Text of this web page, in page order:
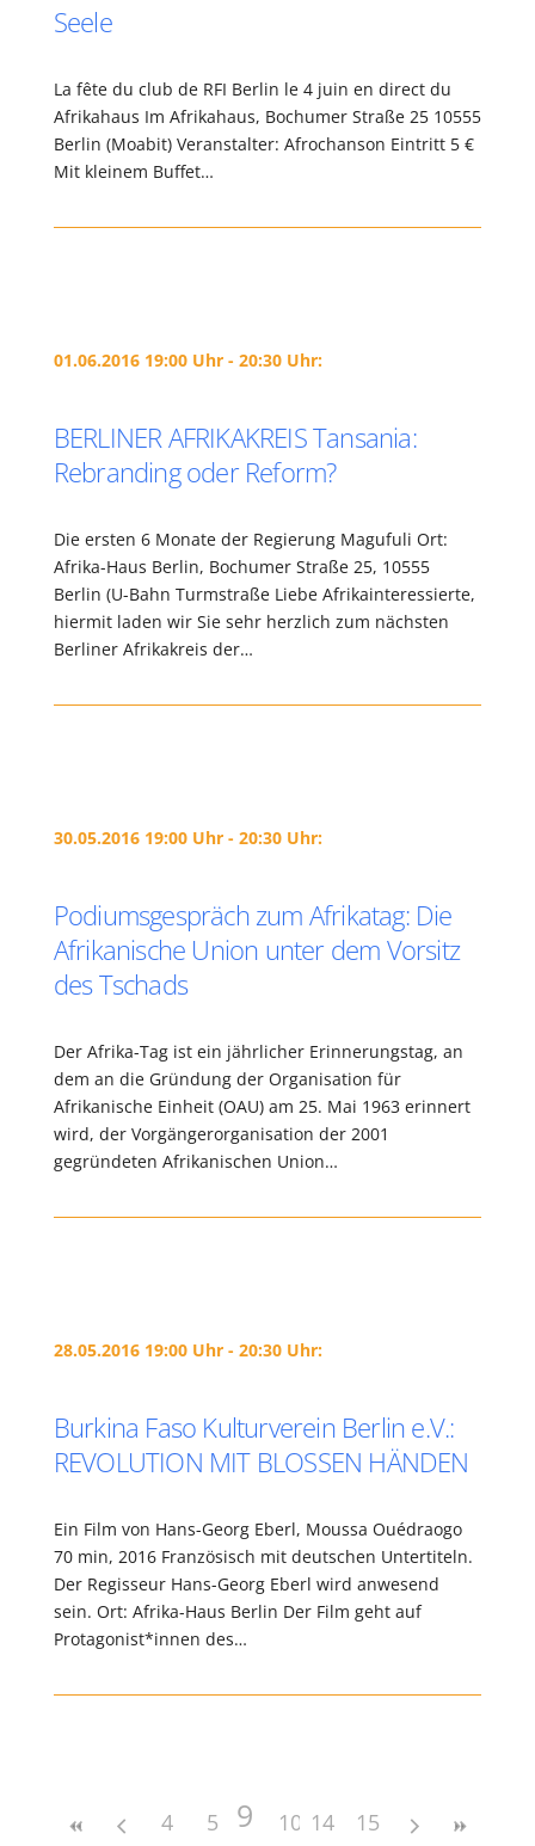
Seele
La fête du club de RFI Berlin le 4 juin en direct du
Afrikahaus Im Afrikahaus, Bochumer Straße 25 10555
Berlin (Moabit) Veranstalter: Afrochanson Eintritt 5 €
Mit kleinem Buffet…
01.06.2016 19:00 Uhr - 20:30 Uhr:
BERLINER AFRIKAKREIS Tansania:
Rebranding oder Reform?
Die ersten 6 Monate der Regierung Magufuli Ort:
Afrika-Haus Berlin, Bochumer Straße 25, 10555
Berlin (U-Bahn Turmstraße Liebe Afrikainteressierte,
hiermit laden wir Sie sehr herzlich zum nächsten
Berliner Afrikakreis der…
30.05.2016 19:00 Uhr - 20:30 Uhr:
Podiumsgespräch zum Afrikatag: Die
Afrikanische Union unter dem Vorsitz
des Tschads
Der Afrika-Tag ist ein jährlicher Erinnerungstag, an
dem an die Gründung der Organisation für
Afrikanische Einheit (OAU) am 25. Mai 1963 erinnert
wird, der Vorgängerorganisation der 2001
gegründeten Afrikanischen Union…
28.05.2016 19:00 Uhr - 20:30 Uhr:
Burkina Faso Kulturverein Berlin e.V.:
REVOLUTION MIT BLOSSEN HÄNDEN
Ein Film von Hans-Georg Eberl, Moussa Ouédraogo
70 min, 2016 Französisch mit deutschen Untertiteln.
Der Regisseur Hans-Georg Eberl wird anwesend
sein. Ort: Afrika-Haus Berlin Der Film geht auf
Protagonist*innen des…
4 5 6 7
9 10 11 12 13
14 15